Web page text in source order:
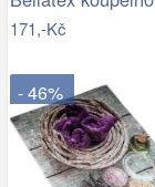
171,-Kč
- 46%